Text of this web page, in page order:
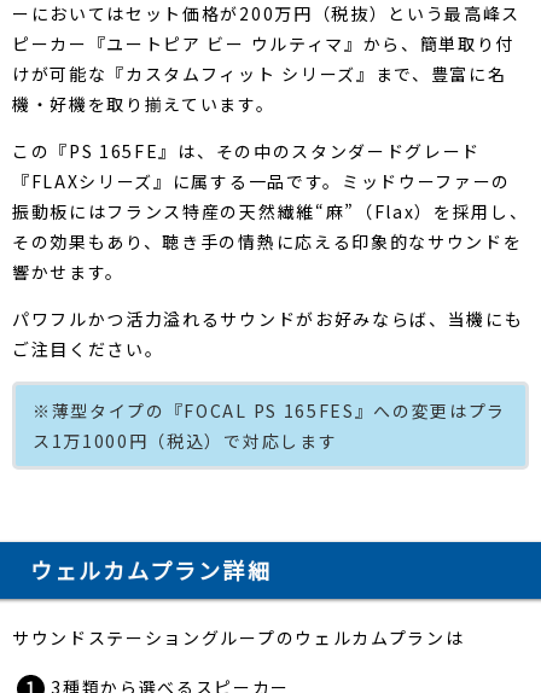
ーにおいてはセット価格が200万円（税抜）という最高峰ス
ピーカー『ユートピア ビー ウルティマ』から、簡単取り付
けが可能な『カスタムフィット シリーズ』まで、豊富に名
機・好機を取り揃えています。
この『PS 165FE』は、その中のスタンダードグレード
『FLAXシリーズ』に属する一品です。ミッドウーファーの
振動板にはフランス特産の天然繊維“麻”（Flax）を採用し、
その効果もあり、聴き手の情熱に応える印象的なサウンドを
響かせます。
パワフルかつ活力溢れるサウンドがお好みならば、当機にも
ご注目ください。
※薄型タイプの『FOCAL PS 165FES』への変更はプラ
ス1万1000円（税込）で対応します
ウェルカムプラン詳細
サウンドステーショングループのウェルカムプランは
3種類から選べるスピーカー